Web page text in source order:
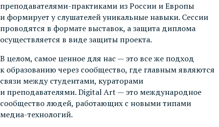
преподавателями-практиками из России и Европы
и формирует у слушателей уникальные навыки. Сессии
проводятся в формате выставок, а защита диплома
осуществляется в виде защиты проекта.
В целом, самое ценное для нас — это все же подход
к образованию через сообщество, где главным являются
связи между студентами, кураторами
и преподавателями. Digital Art — это международное
сообщество людей, работающих с новыми типами
медиа-технологий.